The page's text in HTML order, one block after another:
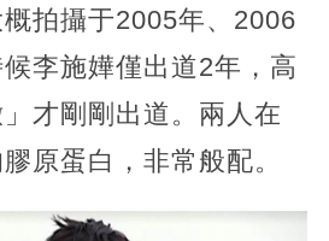
概拍攝于2005年、2006
李施嬅僅出道2年，高
才剛剛出道。兩人在
原蛋白，非常般配。